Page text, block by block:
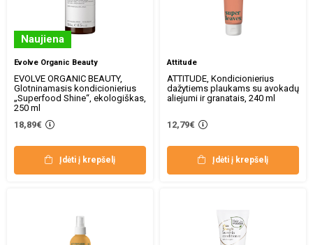
Naujiena
Evolve Organic Beauty
EVOLVE ORGANIC BEAUTY,
Glotninamasis kondicionierius
„Superfood Shine“, ekologiškas,
250 ml
18,89€
Įdėti į krepšelį
Attitude
ATTITUDE, Kondicionierius
dažytiems plaukams su avokadų
aliejumi ir granatais, 240 ml
12,79€
Įdėti į krepšelį